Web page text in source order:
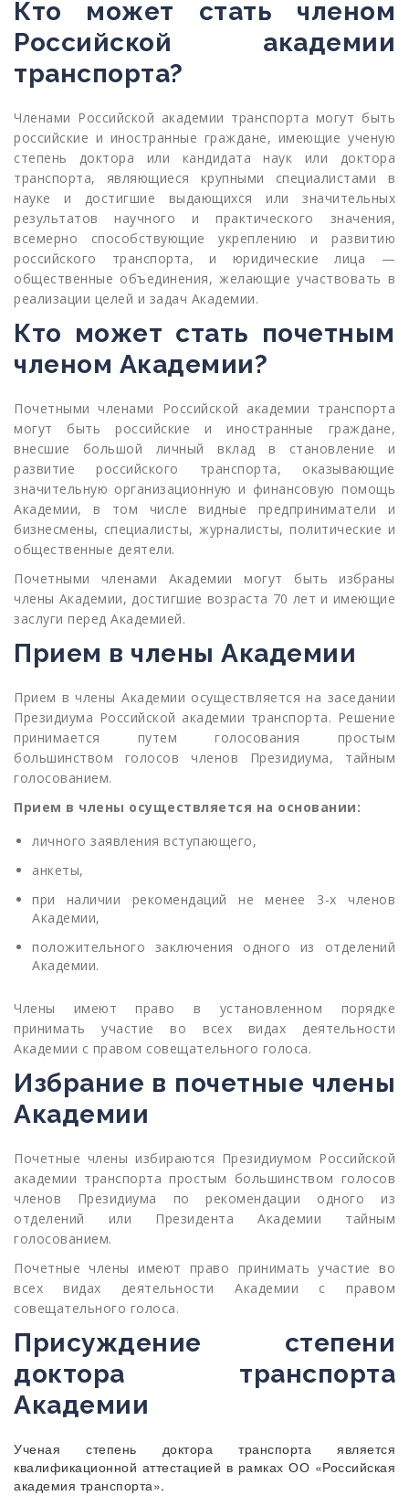
Кто может стать членом
Российской академии
транспорта?
Членами Российской академии транспорта могут быть
российские и иностранные граждане, имеющие ученую
степень доктора или кандидата наук или доктора
транспорта, являющиеся крупными специалистами в
науке и достигшие выдающихся или значительных
результатов научного и практического значения,
всемерно способствующие укреплению и развитию
российского транспорта, и юридические лица —
общественные объединения, желающие участвовать в
реализации целей и задач Академии.
Кто может стать почетным
членом Академии?
Почетными членами Российской академии транспорта
могут быть российские и иностранные граждане,
внесшие большой личный вклад в становление и
развитие российского транспорта, оказывающие
значительную организационную и финансовую помощь
Академии, в том числе видные предприниматели и
бизнесмены, специалисты, журналисты, политические и
общественные деятели.
Почетными членами Академии могут быть избраны
члены Академии, достигшие возраста 70 лет и имеющие
заслуги перед Академией.
Прием в члены Академии
Прием в члены Академии осуществляется на заседании
Президиума Российской академии транспорта. Решение
принимается путем голосования простым
большинством голосов членов Президиума, тайным
голосованием.
Прием в члены осуществляется на основании:
личного заявления вступающего,
анкеты,
при наличии рекомендаций не менее 3-х членов
Академии,
положительного заключения одного из отделений
Академии.
Члены имеют право в установленном порядке
принимать участие во всех видах деятельности
Академии с правом совещательного голоса.
Избрание в почетные члены
Академии
Почетные члены избираются Президиумом Российской
академии транспорта простым большинством голосов
членов Президиума по рекомендации одного из
отделений или Президента Академии тайным
голосованием.
Почетные члены имеют право принимать участие во
всех видах деятельности Академии с правом
совещательного голоса.
Присуждение степени
доктора транспорта
Академии
Ученая степень доктора транспорта является
квалификационной аттестацией в рамках ОО «Российская
академия транспорта».